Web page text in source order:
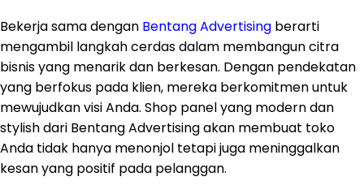
Bekerja sama dengan Bentang Advertising berarti
mengambil langkah cerdas dalam membangun citra
bisnis yang menarik dan berkesan. Dengan pendekatan
yang berfokus pada klien, mereka berkomitmen untuk
mewujudkan visi Anda. Shop panel yang modern dan
stylish dari Bentang Advertising akan membuat toko
Anda tidak hanya menonjol tetapi juga meninggalkan
kesan yang positif pada pelanggan.